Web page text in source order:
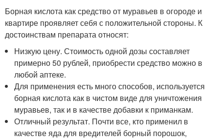
Борная кислота как средство от муравьев в огороде и
квартире проявляет себя с положительной стороны. К
достоинствам препарата относят:
Низкую цену. Стоимость одной дозы составляет
примерно 50 рублей, приобрести средство можно в
любой аптеке.
Для применения есть много способов, используется
борная кислота как в чистом виде для уничтожения
муравьев, так и в качестве добавки к приманкам.
Отличный результат. Почти все, кто применил в
качестве яда для вредителей борный порошок,